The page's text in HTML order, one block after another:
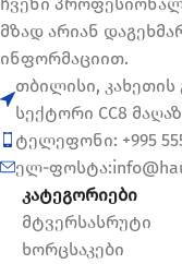
მზად არიან
ინფორმაციით.
თბილისი,
სექტორი CC8
ტელეფონი: +995
ელ-
კატეგორიები
მტვერსასრუტი
ხორცსაკები